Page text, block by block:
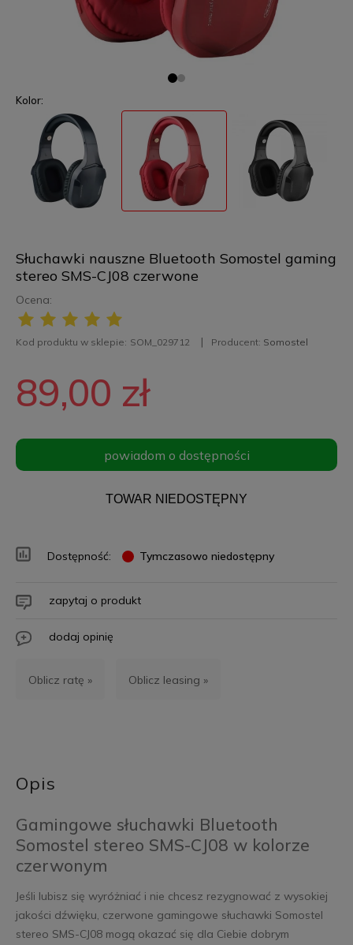
Słuchawki nauszne Bluetooth Somostel gaming
stereo SMS-CJ08 czerwone
Ocena:
Kod produktu w sklepie: SOM_029712 Producent: Somostel
Kolor:
89,00 zł
powiadom o dostępności
TOWAR NIEDOSTĘPNY
Dostępność: Tymczasowo niedostępny
zapytaj o produkt
dodaj opinię
Oblicz ratę » Oblicz leasing »
Opis
Gamingowe słuchawki Bluetooth
Somostel stereo SMS-CJ08 w kolorze
czerwonym
Jeśli lubisz się wyróżniać i nie chcesz rezygnować z wysokiej
jakości dźwięku, czerwone gamingowe słuchawki Somostel
stereo SMS-CJ08 mogą okazać się dla Ciebie dobrym